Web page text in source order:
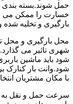
حمل شوند.بسته
خسارت را ممکن می
بارگیری و تخلیه
محل بارگیری و محل
شهری تاثیر می
شود باید ماشین
شود.وانت بار کنارک
با مکان مشتریان
سرعت حمل و نقل به